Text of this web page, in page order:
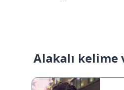
Alakalı kelime